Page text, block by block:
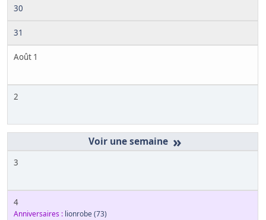
30
31
Août 1
2
»
3
4
Anniversaires : lionrobe(73)